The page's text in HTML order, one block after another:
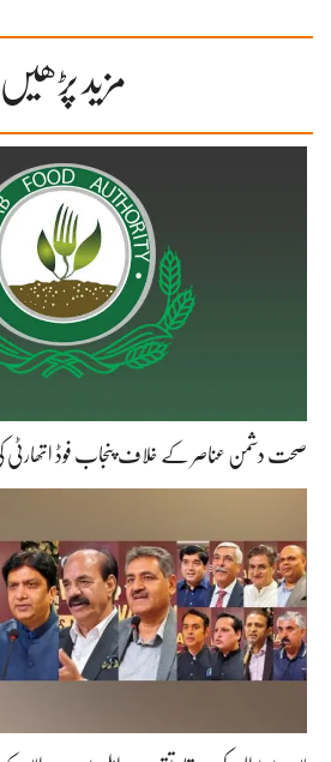
مزید پڑھیں
صحت دشمن عناصر کے خلاف پنجاب فوڈ اتھارٹی